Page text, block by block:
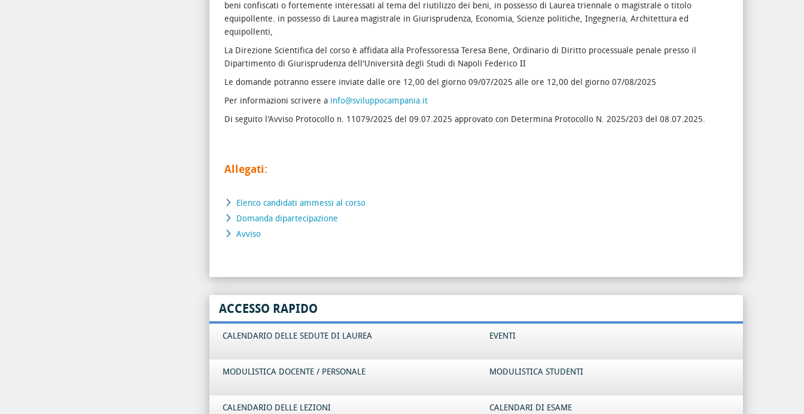
beni confiscati o fortemente interessati al tema del riutilizzo dei beni, in possesso di Laurea triennale o magistrale o titolo
equipollente. in possesso di Laurea magistrale in Giurisprudenza, Economia, Scienze politiche, Ingegneria, Architettura ed
equipollenti,
La Direzione Scientifica del corso è affidata alla Professoressa Teresa Bene, Ordinario di Diritto processuale penale presso il
Dipartimento di Giurisprudenza dell'Università degli Studi di Napoli Federico II
Le domande potranno essere inviate dalle ore 12,00 del giorno 09/07/2025 alle ore 12,00 del giorno 07/08/2025
Per informazioni scrivere a info@sviluppocampania.it
Di seguito l'Avviso Protocollo n. 11079/2025 del 09.07.2025 approvato con Determina Protocollo N. 2025/203 del 08.07.2025.
Allegati:
Elenco candidati ammessi al corso
Domanda dipartecipazione
Avviso
ACCESSO RAPIDO
CALENDARIO DELLE SEDUTE DI LAUREA EVENTI
MODULISTICA DOCENTE / PERSONALE MODULISTICA STUDENTI
CALENDARIO DELLE LEZIONI CALENDARI DI ESAME